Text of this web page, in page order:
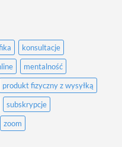
konsultacje
mentalność
produkt fizyczny z wysyłką
subskrypcje
zoom